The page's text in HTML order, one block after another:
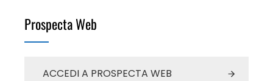
Prospecta Web
ACCEDI A PROSPECTA WEB